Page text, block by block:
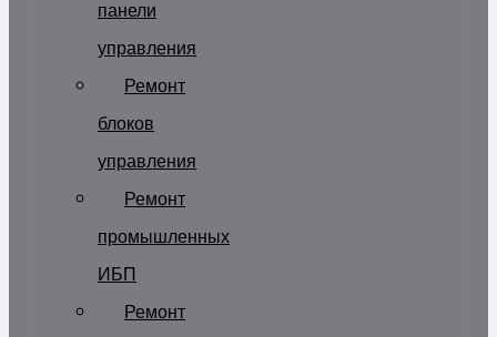
панели
управления
Ремонт
блоков
управления
Ремонт
промышленных
ИБП
Ремонт